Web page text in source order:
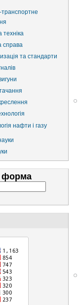
техніка
справа
та стандарти
нафти і газу
форма